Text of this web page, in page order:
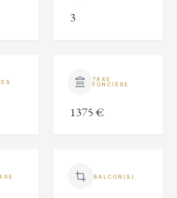
3
TAXE
FONCIÈRE
1375 €
BALCON(S)